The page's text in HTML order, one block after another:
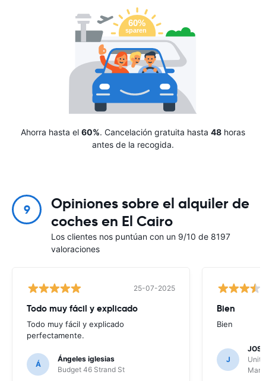
Ahorra hasta el 60%. Cancelación gratuita hasta 48 horas
antes de la recogida.
9
Opiniones sobre el alquiler de
coches en El Cairo
Los clientes nos puntúan con un 9/10 de 8197
valoraciones
25-07-2025
Todo muy fácil y explicado
Todo muy fácil y explicado
perfectamente.
Á
Ángeles iglesias
Budget 46 Strand St
Bien
Bien
J